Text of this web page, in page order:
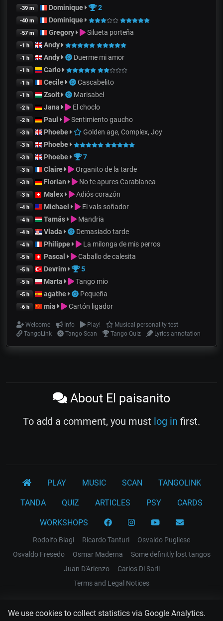
We use cookies to collect statistics via Google Analytics.
-39 m Dominique 2
-40 m Dominique
-57 m Gregory Silueta porteña
-1 h Andy
-1 h Andy Duerme mi amor
-1 h Carlo
-1 h Cecile Cascabelito
-1 h Zsolt Marisabel
-2 h Jana El choclo
-2 h Paul Sentimiento gaucho
-3 h Phoebe Golden age, Complex, Joy
-3 h Phoebe
-3 h Phoebe 7
-3 h Claire Organito de la tarde
-3 h Florian No te apures Carablanca
-3 h Malex Adiós corazón
-4 h Michael El vals soñador
-4 h Tamás Mandria
-4 h Vlada Demasiado tarde
-4 h Philippe La milonga de mis perros
-5 h Pascal Caballo de calesita
-5 h Devrim 5
-5 h Marta Tango mio
-5 h agathe Pequeña
-6 h mia Cartón ligador
Welcome Info Play!
Musical personality test
TangoLink
Tango Scan Tango Quiz Lyrics annotation
About El paisanito
To add a comment, you must log in first.
PLAY MUSIC SCAN TANGOLINK
TANDA QUIZ ARTICLES PSY CARDS
WORKSHOPS
Rodolfo Biagi Ricardo Tanturi
Osvaldo Pugliese
Osvaldo Fresedo
Osmar Maderna
Some definitly lost tangos
Juan D'Arienzo
Carlos Di Sarli
Terms and Legal Notices
EL RECODO TANGO